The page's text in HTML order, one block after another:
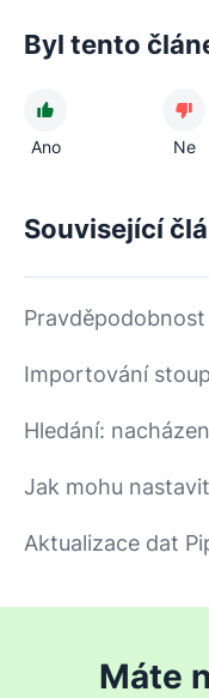
Byl tento
Ano Ne
Související
Importování
Hledání:
Jak mohu
Aktualizace dat
Máte